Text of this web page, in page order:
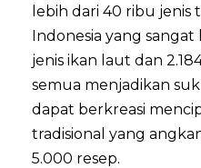
lebih dari 40 ribu jenis
Indonesia yang
jenis ikan laut dan
semua menjadikan
dapat berkreasi
tradisional yang
5.000 resep.